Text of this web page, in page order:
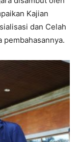
Kajian
dan Celah
pembahasannya.